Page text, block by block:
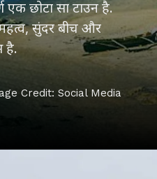
एक छोटा सा टाउन है.
सुंदर बीच और